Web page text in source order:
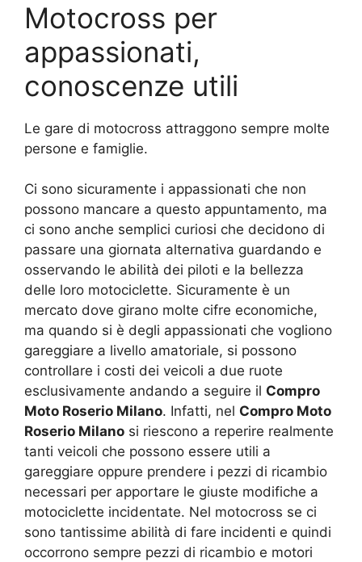
Motocross per
appassionati,
conoscenze utili
Le gare di motocross attraggono sempre molte
persone e famiglie.
Ci sono sicuramente i appassionati che non
possono mancare a questo appuntamento, ma
ci sono anche semplici curiosi che decidono di
passare una giornata alternativa guardando e
osservando le abilità dei piloti e la bellezza
delle loro motociclette. Sicuramente è un
mercato dove girano molte cifre economiche,
ma quando si è degli appassionati che vogliono
gareggiare a livello amatoriale, si possono
controllare i costi dei veicoli a due ruote
esclusivamente andando a seguire il Compro
Moto Roserio Milano. Infatti, nel Compro Moto
Roserio Milano si riescono a reperire realmente
tanti veicoli che possono essere utili a
gareggiare oppure prendere i pezzi di ricambio
necessari per apportare le giuste modifiche a
motociclette incidentate. Nel motocross se ci
sono tantissime abilità di fare incidenti e quindi
occorrono sempre pezzi di ricambio e motori